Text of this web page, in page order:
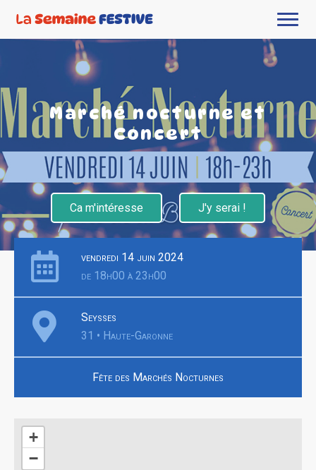
Marché nocturne et
Concert
Ca m'intéresse J'y serai !
vendredi 14 juin 2024
de 18h00 à 23h00
Seysses
31 • Haute-Garonne
Fête des Marchés Nocturnes
+
−